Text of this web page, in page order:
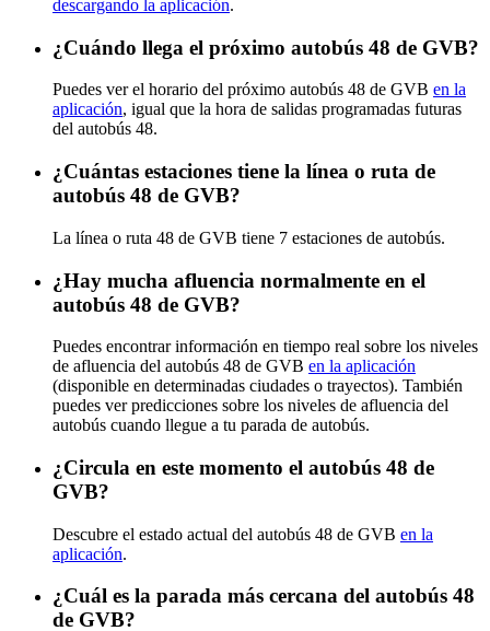
descargando la aplicación.
¿Cuándo llega el próximo autobús 48 de GVB?
Puedes ver el horario del próximo autobús 48 de GVB en la
aplicación, igual que la hora de salidas programadas futuras
del autobús 48.
¿Cuántas estaciones tiene la línea o ruta de
autobús 48 de GVB?
La línea o ruta 48 de GVB tiene 7 estaciones de autobús.
¿Hay mucha afluencia normalmente en el
autobús 48 de GVB?
Puedes encontrar información en tiempo real sobre los niveles
de afluencia del autobús 48 de GVB en la aplicación
(disponible en determinadas ciudades o trayectos). También
puedes ver predicciones sobre los niveles de afluencia del
autobús cuando llegue a tu parada de autobús.
¿Circula en este momento el autobús 48 de
GVB?
Descubre el estado actual del autobús 48 de GVB en la
aplicación.
¿Cuál es la parada más cercana del autobús 48
de GVB?